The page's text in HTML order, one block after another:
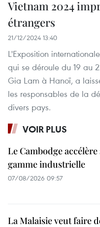
Vietnam 2024
étrangers
21/12/2024 13:40
L'Exposition
qui se déroule du 19 au
Gia Lam à Hanoï, a
les responsables de la
divers pays.
VOIR PLUS
Le Cambodge
gamme industrielle
07/08/2026 09:57
La Malaisie veut faire